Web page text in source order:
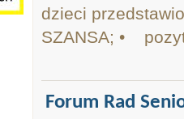
dzieci
SZANSA; •
Forum Rad